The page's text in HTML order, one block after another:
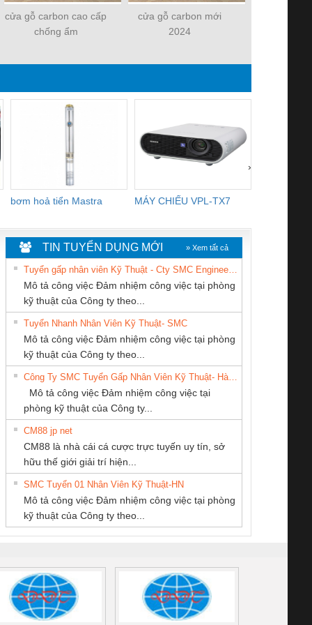
cửa gỗ carbon cao cấp
chống ẩm
cửa gỗ carbon mới
2024
bơm hoả tiển Mastra MÁY CHIẾU VPL-TX7
›
An Toàn
Contact
– PSR-
SCP-
FSP/2X1/1X2
sát chuỗi
tấm pin
16I+
(2502520000)
Bộ giám sát chuỗi
tấm pin
TRANSCLINIC 16I+
1K5 L (2433950000)
Bộ giám sát dòng
TRANSCLINIC 16I+
(2008130000)
Bộ chỉnh lưu nguồn
điện TRANSCLINIC
BKE 1K5.4
(7791400879)2. Giá
Nẹp nhôm chống
trơn Đà Nẵng
TY TNHH
DV DAI DONG
CÔNG TY TNHH
THIẾT BỊ CÔNG
NGHIỆP NIHON
SETSUBI VIỆT
NAM
CÔNG TY CỔ
CÁP ĐIỆN
THƯỢNG ĐÌNH
Ty TNHH
Bị Điện Nam
Thịnh
MEKONG MARINE
SUPPLY
KINH DOANH
TIN TUYỂN DỤNG MỚI » Xem tất cả
Tuyển gấp nhân viên Kỹ Thuật - Cty SMC Engineering
Mô tả công việc Đảm nhiệm công việc tại phòng
kỹ thuật của Công ty theo...
Tuyển Nhanh Nhân Viên Kỹ Thuật- SMC
Mô tả công việc Đảm nhiệm công việc tại phòng
kỹ thuật của Công ty theo...
Công Ty SMC Tuyển Gấp Nhân Viên Kỹ Thuật- Hà Nội
Mô tả công việc Đảm nhiệm công việc tại
phòng kỹ thuật của Công ty...
CM88 jp net
CM88 là nhà cái cá cược trực tuyến uy tín, sở
hữu thế giới giải trí hiện...
SMC Tuyển 01 Nhân Viên Kỹ Thuật-HN
Mô tả công việc Đảm nhiệm công việc tại phòng
kỹ thuật của Công ty theo...